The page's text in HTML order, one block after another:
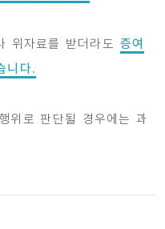
위자료를 받더라도 증여
니다.
위로 판단될 경우에는 과